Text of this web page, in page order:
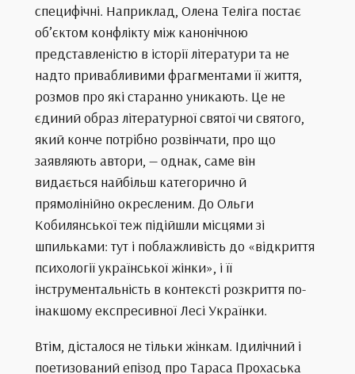
специфічні. Наприклад, Олена Теліга постає
об’єктом конфлікту між канонічною
представленістю в історії літератури та не
надто привабливими фрагментами її життя,
розмов про які старанно уникають. Це не
єдиний образ літературної святої чи святого,
який конче потрібно розвінчати, про що
заявляють автори, — однак, саме він
видається найбільш категорично й
прямолінійно окресленим. До Ольги
Кобилянської теж підійшли місцями зі
шпильками: тут і поблажливість до «відкриття
психології української жінки», і її
інструментальність в контексті розкриття по-
інакшому експресивної Лесі Українки.
Втім, дісталося не тільки жінкам. Ідилічний і
поетизований епізод про Тараса Прохаська